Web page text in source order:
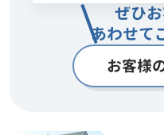
ぜひ
あわせて
お客様